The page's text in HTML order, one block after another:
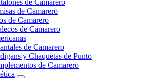
de Camarero
de Camarero
de Camarero
de Camarero
de Camarero
y Chaquetas de Punto
de Camarero